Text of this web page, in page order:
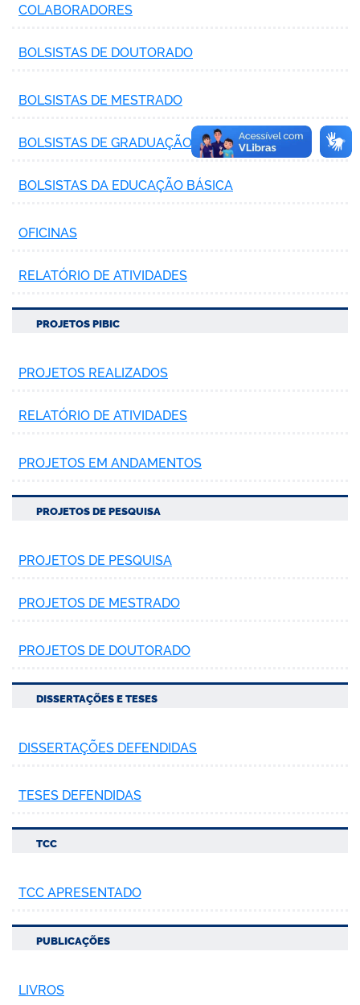
COLABORADORES
BOLSISTAS DE DOUTORADO
BOLSISTAS DE MESTRADO
BOLSISTAS DE GRADUAÇÃO
BOLSISTAS DA EDUCAÇÃO BÁSICA
OFICINAS
RELATÓRIO DE ATIVIDADES
PROJETOS PIBIC
PROJETOS REALIZADOS
RELATÓRIO DE ATIVIDADES
PROJETOS EM ANDAMENTOS
PROJETOS DE PESQUISA
PROJETOS DE PESQUISA
PROJETOS DE MESTRADO
PROJETOS DE DOUTORADO
DISSERTAÇÕES E TESES
DISSERTAÇÕES DEFENDIDAS
TESES DEFENDIDAS
TCC
TCC APRESENTADO
PUBLICAÇÕES
LIVROS